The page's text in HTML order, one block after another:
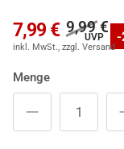
- Farbintensiv und
7,99 € 9,99 € -
Menge